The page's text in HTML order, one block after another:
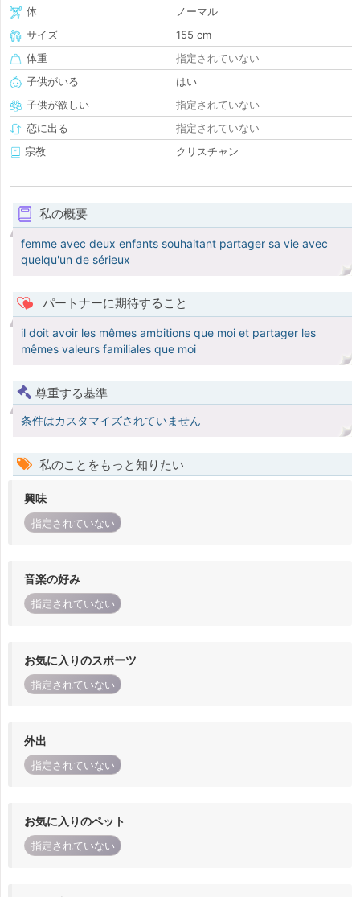
体
ノーマル
サイズ
155 cm
体重
指定されていない
子供がいる
はい
子供が欲しい
指定されていない
恋に出る
指定されていない
宗教
クリスチャン
私の概要
femme avec deux enfants souhaitant partager sa vie avec
quelqu'un de sérieux
パートナーに期待すること
il doit avoir les mêmes ambitions que moi et partager les
mêmes valeurs familiales que moi
尊重する基準
条件はカスタマイズされていません
私のことをもっと知りたい
興味
指定されていない
音楽の好み
指定されていない
お気に入りのスポーツ
指定されていない
外出
指定されていない
お気に入りのペット
指定されていない